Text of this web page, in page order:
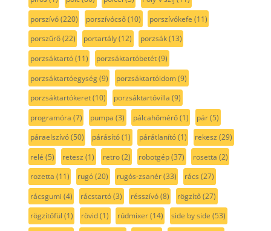
porszívó(220) porszívócső(10) porszívókefe (11)
porszűrő(22) portartály(12) porzsák(13)
porzsáktartó(11) porzsáktartóbetét(9)
porzsáktartóegység(9) porzsáktartóidom(9)
porzsáktartókeret(10) porzsáktartóvilla (9)
programóra (7) pumpa (3) pálcahőmérő(1) pár(5)
páraelszívó(50) párásító(1) párátlanító(1) rekesz (29)
relé (5) retesz (1) retro(2) robotgép(37) rosetta (2)
rozetta (11) rugó(20) rugós-zsanér(33) rács (27)
rácsgumi (4) rácstartó(3) résszívó(8) rögzítő(27)
rögzítőfül (1) rövid(1) rúdmixer(14) side by side (53)